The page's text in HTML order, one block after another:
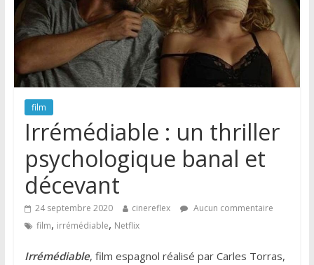
film
Irrémédiable : un thriller
psychologique banal et
décevant
24 septembre 2020 cinereflex
Aucun commentaire
film, irrémédiable, Netflix
Irrémédiable, film espagnol réalisé par Carles Torras,